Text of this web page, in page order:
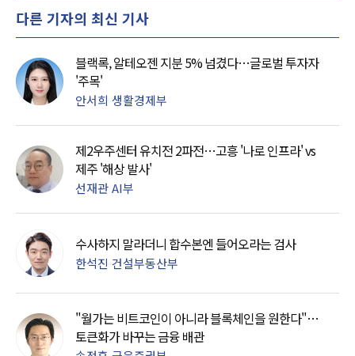
다른 기자의 최신 기사
블랙록, 알테오젠 지분 5% 넘겼다…글로벌 투자자
'주목'
안서희 생활경제부
제2우주센터 유치전 2파전…고흥 '나로 인프라' vs
제주 '해상 발사'
선재관 AI부
수사하지 말라더니 합수본엔 들어오라는 검사
한석진 건설부동산부
"월가는 비트코인이 아니라 블록체인을 원한다"…
토큰화가 바꾸는 금융 배관